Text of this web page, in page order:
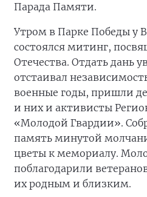
Парада Памяти.
Утром в Парке Победы у
состоялся митинг,
Отечества. Отдать дань
отстаивал
военные годы, пришли
и них и активисты
«Молодой Гвардии».
память минутой
цветы к мемориалу.
поблагодарили
их родным и близким.